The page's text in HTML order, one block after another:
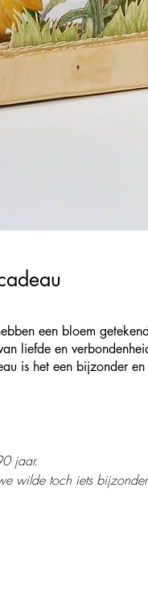
een bloem
liefde en
is het een bijzonder
jaar.
wilde toch iets